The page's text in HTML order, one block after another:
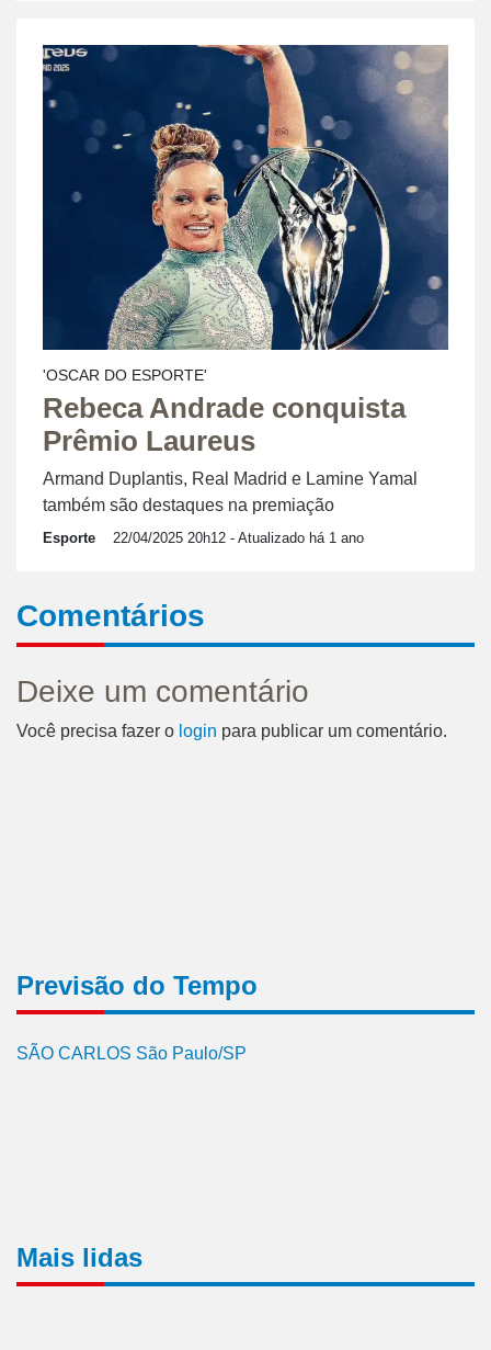
'OSCAR DO ESPORTE'
Rebeca Andrade conquista
Prêmio Laureus
Armand Duplantis, Real Madrid e Lamine Yamal
também são destaques na premiação
Esporte 22/04/2025 20h12 - Atualizado há 1 ano
Comentários
Deixe um comentário
Você precisa fazer o login para publicar um comentário.
Previsão do Tempo
SÃO CARLOS São Paulo/SP
Mais lidas